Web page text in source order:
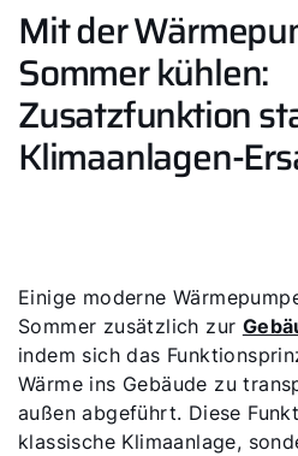
Mit der
Sommer kühlen:
Zusatzfunktion
Klimaanlagen-
Einige moderne
Sommer zusätzlich zur
indem sich das
Wärme ins Gebäude zu
außen abgeführt. Diese
klassische Klimaanlage,